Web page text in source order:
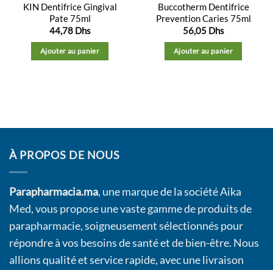
KIN Dentifrice Gingival
Pate 75ml
44,78 Dhs
Ajouter au panier
Buccotherm Dentifrice
Prevention Caries 75ml
56,05 Dhs
Ajouter au panier
À PROPOS DE NOUS
Parapharmacia.ma, une marque de la société Aika
Med, vous propose une vaste gamme de produits de
parapharmacie, soigneusement sélectionnés pour
répondre à vos besoins de santé et de bien-être. Nous
allions qualité et service rapide, avec une livraison